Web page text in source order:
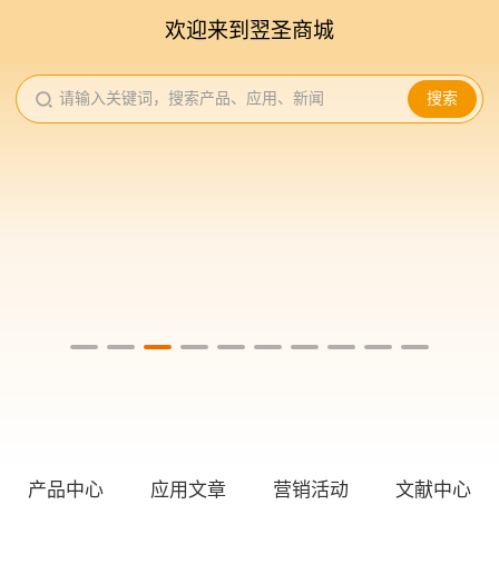
欢迎来到翌圣商城
请输入关键词，搜索产品、应用、新闻 搜索
产品中心 应用文章 营销活动 文献中心